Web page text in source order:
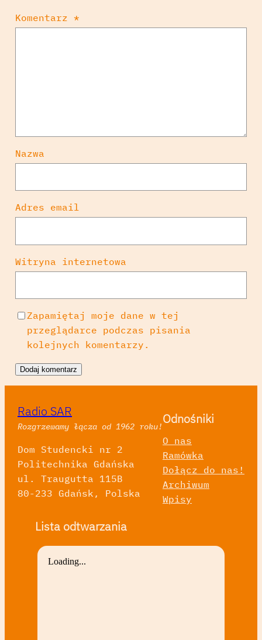
Komentarz *
Nazwa
Adres email
Witryna internetowa
Zapamiętaj moje dane w tej
przeglądarce podczas pisania
kolejnych komentarzy.
Radio SAR
Rozgrzewamy łącza od 1962 roku!
Dom Studencki nr 2
Politechnika Gdańska
ul. Traugutta 115B
80-233 Gdańsk, Polska
Odnośniki
O nas
Ramówka
Dołącz do nas!
Archiwum
Wpisy
Lista odtwarzania